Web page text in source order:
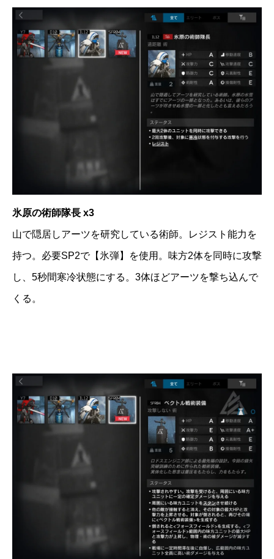
氷原の術師隊長 x3
山で隠居しアーツを研究している術師。レジスト能力を
持つ。必要SP2で【氷弾】を使用。味方2体を同時に攻撃
し、5秒間寒冷状態にする。3体ほどアーツを撃ち込んで
くる。